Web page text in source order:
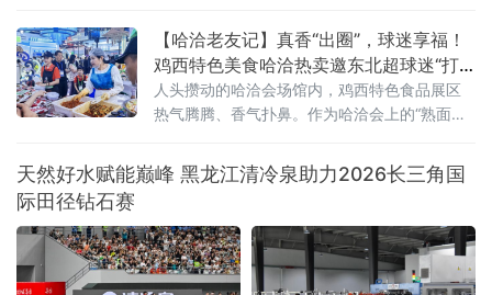
定生物经济发展方向，积极推动马铃薯深加工与医
【哈洽老友记】真香“出圈”，球迷享福！
鸡西特色美食哈洽热卖邀东北超球迷“打
卡尝鲜”
人头攒动的哈洽会场馆内，鸡西特色食品展区
热气腾腾、香气扑鼻。作为哈洽会上的“熟面
注，直径近一米的超大不锈钢盆前，创始人金
正花戴着卫生手套，现场沉浸式翻拌红油辣
早到晚始终客流爆满。“地道辣菜”人气爆棚，球
迷专属福利暖心上线展台之上，一袋袋包装精
美的鸡西大冷面、窖缸酸菜、风味糖蒜整齐堆
天然好水赋能巅峰 黑龙江清冷泉助力2026长三角国
际田径钻石赛